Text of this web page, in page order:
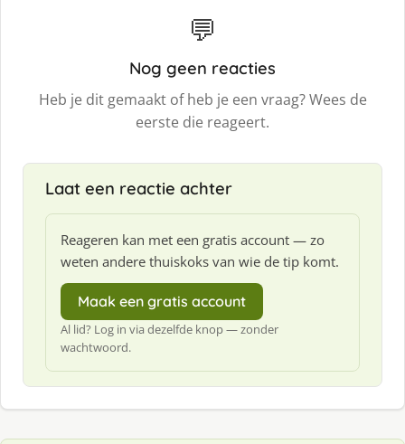
💬
Nog geen reacties
Heb je dit gemaakt of heb je een vraag? Wees de
eerste die reageert.
Laat een reactie achter
Reageren kan met een gratis account — zo
weten andere thuiskoks van wie de tip komt.
Maak een gratis account
Al lid? Log in via dezelfde knop — zonder
wachtwoord.